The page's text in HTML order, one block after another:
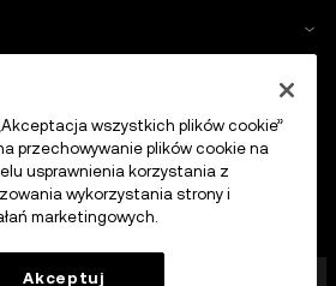
Limited działająca pod nazwą
wszystkich plików cookie”
przechowywanie plików cookie na
usprawnienia korzystania z
wykorzystania strony i
marketingowych.
Akceptuj